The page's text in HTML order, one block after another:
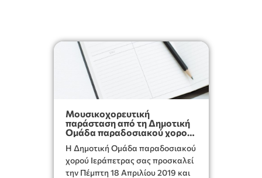
Μουσικοχορευτική
παράσταση από τη Δημοτική
Ομάδα παραδοσιακού χορού
Η Δημοτική Ομάδα παραδοσιακού
χορού Ιεράπετρας σας προσκαλεί
την Πέμπτη 18 Απριλίου 2019 και